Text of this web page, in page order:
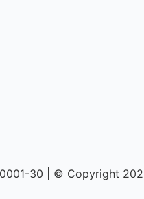
0001-30 | © Copyright